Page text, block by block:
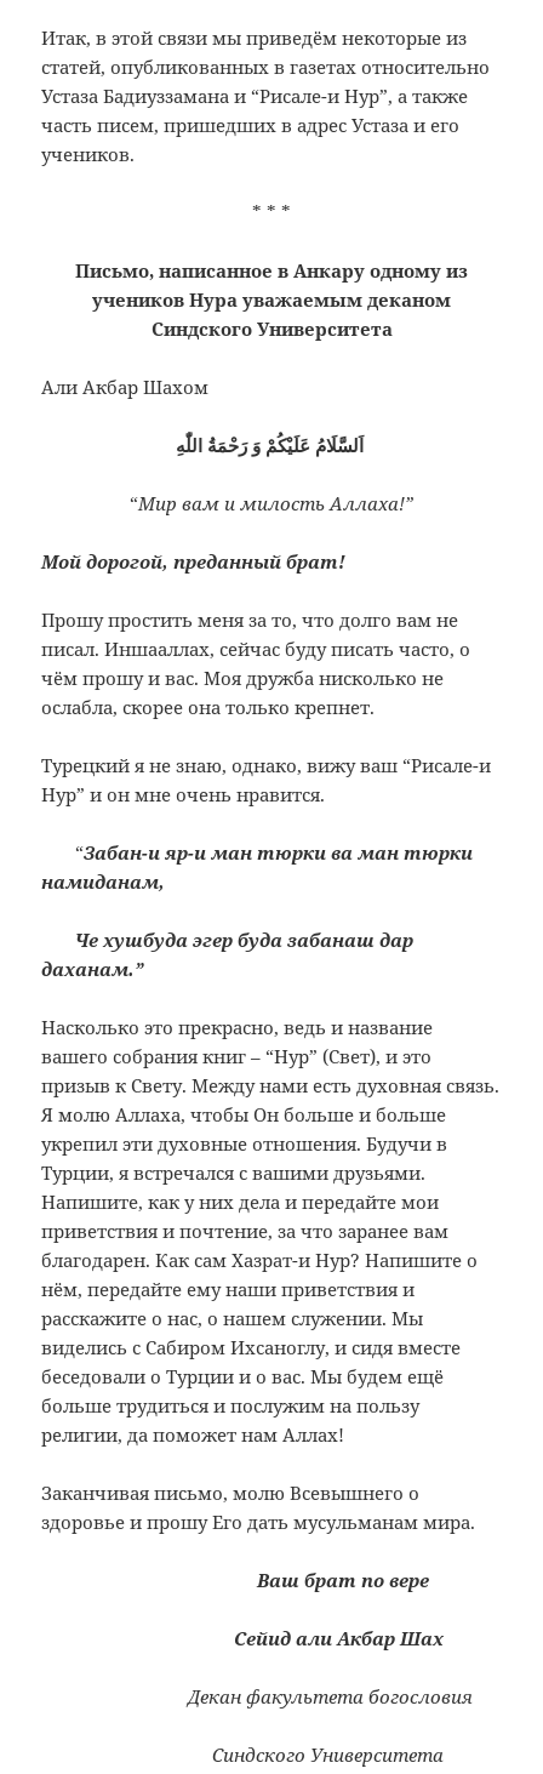
Итак, в этой связи мы приведём некоторые из
статей, опубликованных в газетах относительно
Устаза Бадиуззамана и “Рисале-и Нур”, а также
часть писем, пришедших в адрес Устаза и его
учеников.
* * *
Письмо, написанное в Анкару одному из
учеников Нура уважаемым деканом
Синдского Университета
Али Акбар Шахом
“Мир вам и милость Аллаха!”
Мой дорогой, преданный брат!
Прошу простить меня за то, что долго вам не
писал. Иншааллах, сейчас буду писать часто, о
чём прошу и вас. Моя дружба нисколько не
ослабла, скорее она только крепнет.
Турецкий я не знаю, однако, вижу ваш “Рисале-и
Нур” и он мне очень нравится.
“Забан-и яр-и ман тюрки ва ман тюрки
намиданам,
Че хушбуда эгер буда забанаш дар
даханам.”
Насколько это прекрасно, ведь и название
вашего собрания книг – “Нур” (Свет), и это
призыв к Свету. Между нами есть духовная связь.
Я молю Аллаха, чтобы Он больше и больше
укрепил эти духовные отношения. Будучи в
Турции, я встречался с вашими друзьями.
Напишите, как у них дела и передайте мои
приветствия и почтение, за что заранее вам
благодарен. Как сам Хазрат-и Нур? Напишите о
нём, передайте ему наши приветствия и
расскажите о нас, о нашем служении. Мы
виделись с Сабиром Ихсаноглу, и сидя вместе
беседовали о Турции и о вас. Мы будем ещё
больше трудиться и послужим на пользу
религии, да поможет нам Аллах!
Заканчивая письмо, молю Всевышнего о
здоровье и прошу Его дать мусульманам мира.
Ваш брат по вере
Сейид али Акбар Шах
Декан факультета богословия
Синдского Университета